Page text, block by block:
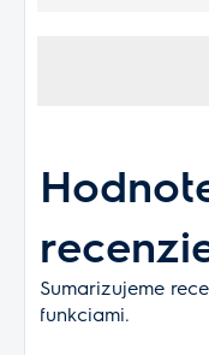
Sumarizujeme
funkciami.